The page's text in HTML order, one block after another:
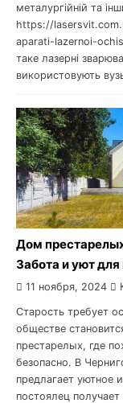
металургійній та
https://
aparati-lazernoi-
таке лазерні
використовують
Дом
Забота и уют
11 ноября, 2024
Старость требует
обществе
престарелых, где
безопасно. В
предлагает уютное
постоялец